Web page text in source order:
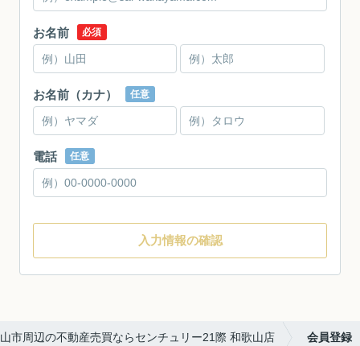
お名前 必須
お名前（カナ） 任意
電話 任意
入力情報の確認
市周辺の不動産売買ならセンチュリー21際 和歌山店 会員登録